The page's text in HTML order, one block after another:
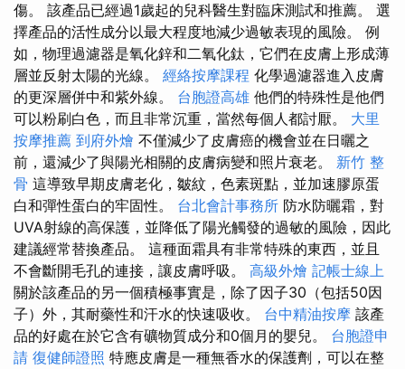
傷。 該產品已經過1歲起的兒科醫生對臨床測試和推薦。 選
擇產品的活性成分以最大程度地減少過敏表現的風險。 例
如，物理過濾器是氧化鋅和二氧化鈦，它們在皮膚上形成薄
層並反射太陽的光線。 經絡按摩課程 化學過濾器進入皮膚
的更深層併中和紫外線。 台胞證高雄 他們的特殊性是他們
可以粉刷白色，而且非常沉重，當然每個人都討厭。 大里
按摩推薦 到府外燴 不僅減少了皮膚癌的機會並在日曬之
前，還減少了與陽光相關的皮膚病變和照片衰老。 新竹 整
骨 這導致早期皮膚老化，皺紋，色素斑點，並加速膠原蛋
白和彈性蛋白的牢固性。 台北會計事務所 防水防曬霜，對
UVA射線的高保護，並降低了陽光觸發的過敏的風險，因此
建議經常替換產品。 這種面霜具有非常特殊的東西，並且
不會斷開毛孔的連接，讓皮膚呼吸。 高級外燴 記帳士線上
關於該產品的另一個積極事實是，除了因子30（包括50因
子）外，其耐藥性和汗水的快速吸收。 台中精油按摩 該產
品的好處在於它含有礦物質成分和0個月的嬰兒。 台胞證申
請 復健師證照 特應皮膚是一種無香水的保護劑，可以在整